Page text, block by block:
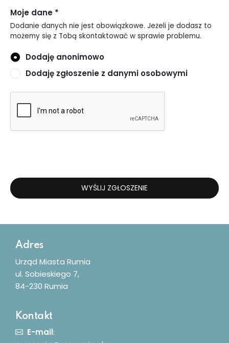
Moje dane *
Dodanie danych nie jest obowiązkowe. Jeżeli je dodasz to
możemy się z Tobą skontaktować w sprawie problemu.
Dodaję anonimowo
Dodaję zgłoszenie z danymi osobowymi
WYŚLIJ ZGŁOSZENIE
Adres
Urząd Miasta Rumia
ul. Sobieskiego 7,
84-230 Rumia
Kontakt
E-mail: